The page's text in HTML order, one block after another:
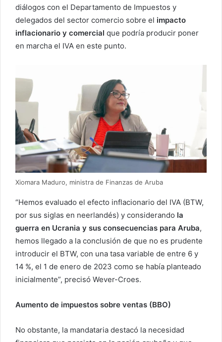
diálogos con el Departamento de Impuestos y
delegados del sector comercio sobre el impacto
inflacionario y comercial que podría producir poner
en marcha el IVA en este punto.
Xiomara Maduro, ministra de Finanzas de Aruba
“Hemos evaluado el efecto inflacionario del IVA (BTW,
por sus siglas en neerlandés) y considerando la
guerra en Ucrania y sus consecuencias para Aruba,
hemos llegado a la conclusión de que no es prudente
introducir el BTW, con una tasa variable de entre 6 y
14 %, el 1 de enero de 2023 como se había planteado
inicialmente”, precisó Wever-Croes.
Aumento de impuestos sobre ventas (BBO)
No obstante, la mandataria destacó la necesidad